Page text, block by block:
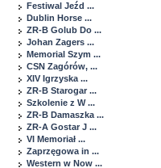
Festiwal Jeźd ...
Dublin Horse ...
ZR-B Golub Do ...
Johan Zagers ...
Memorial Szym ...
CSN Zagórów, ...
XIV Igrzyska ...
ZR-B Starogar ...
Szkolenie z W ...
ZR-B Damaszka ...
ZR-A Gostar J ...
VI Memoriał ...
Zaprzęgowa in ...
Western w Now ...